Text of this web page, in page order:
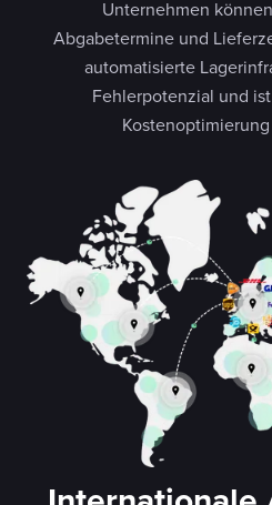
Unternehmen
Abgabetermine und
automatisierte
Fehlerpotenzial und